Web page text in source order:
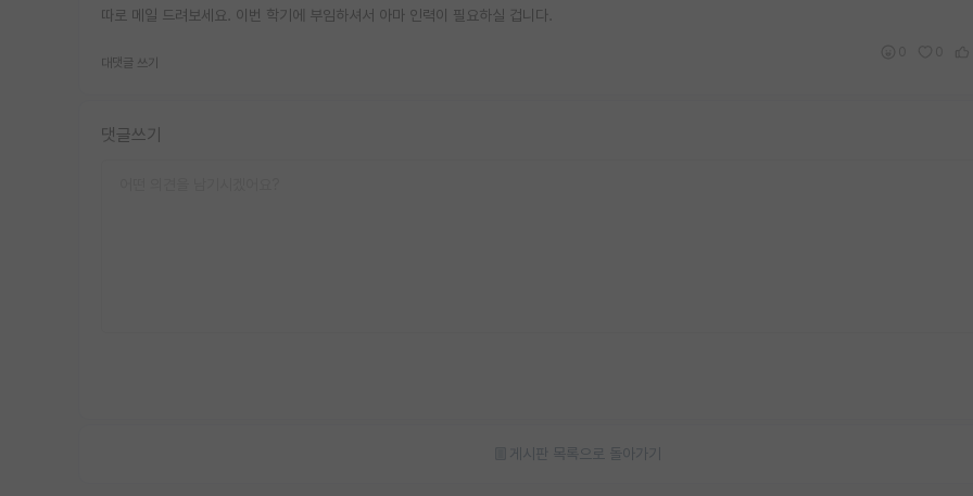
따로 메일 드려보세요. 이번 학기에 부임하셔서 아마 인력이 필요하실 겁니다.
대댓글 쓰기
댓글쓰기
게시판 목록으로 돌아가기